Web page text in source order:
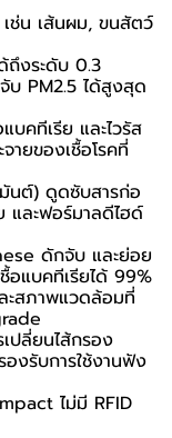
ช่น เส้นผม, ขนสัตว์
ถึงระดับ 0.3
บ PM2.5 ได้สูงสุด
คทีเรีย และไวรัส
ายของเชื้อโรคที่
นต์) ดูดซับสารก่อ
และฟอร์มาลดีไฮด์
ดักจับ และย่อย
อแบคทีเรียได้ 99%
ะสภาพแวดล้อมที่
ปลี่ยนไส้กรอง
งรับการใช้งานฟัง
ไม่มี RFID